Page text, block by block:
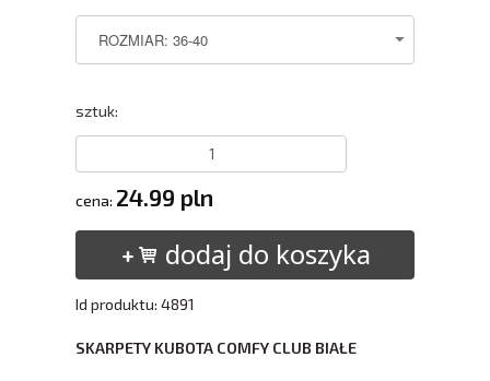
sztuk:
cena: 24.99 pln
dodaj do koszyka
Id produktu: 4891
SKARPETY KUBOTA COMFY CLUB BIAŁE